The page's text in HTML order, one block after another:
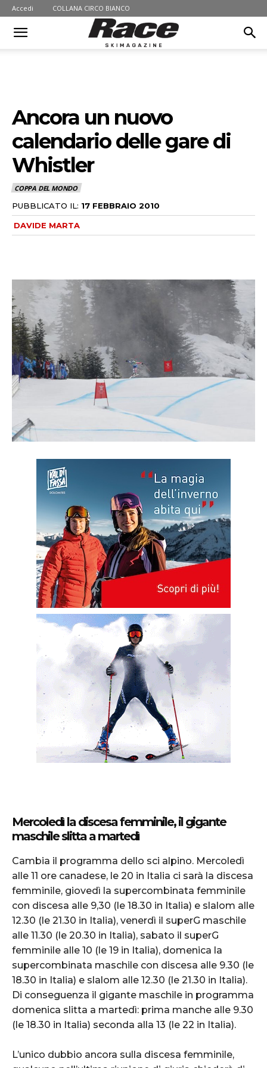
Accedi COLLANA CIRCO BIANCO
Ancora un nuovo
calendario delle gare di
Whistler
COPPA DEL MONDO
PUBBLICATO IL: 17 FEBBRAIO 2010
DAVIDE MARTA
Mercoledì la discesa femminile, il gigante
maschile slitta a martedì
Cambia il programma dello sci alpino. Mercoledì
alle 11 ore canadese, le 20 in Italia ci sarà la discesa
femminile, giovedì la supercombinata femminile
con discesa alle 9,30 (le 18.30 in Italia) e slalom alle
12.30 (le 21.30 in Italia), venerdì il superG maschile
alle 11.30 (le 20.30 in Italia), sabato il superG
femminile alle 10 (le 19 in Italia), domenica la
supercombinata maschile con discesa alle 9.30 (le
18.30 in Italia) e slalom alle 12.30 (le 21.30 in Italia).
Di conseguenza il gigante maschile in programma
domenica slitta a martedì: prima manche alle 9.30
(le 18.30 in Italia) seconda alla 13 (le 22 in Italia).
L’unico dubbio ancora sulla discesa femminile,